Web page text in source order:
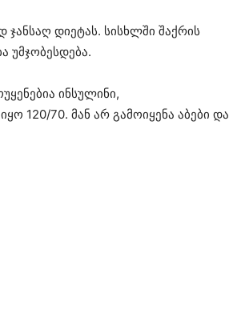
დიეტას. სისხლში შაქრის
უმჯობესდება.
ინსულინი,
120/70. მან არ გამოიყენა აბები და